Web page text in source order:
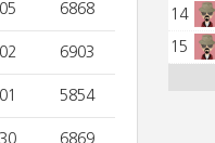
14
15
6868
6903
5854
6869